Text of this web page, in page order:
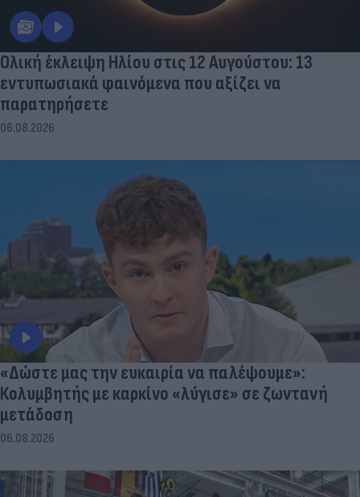
Ολική έκλειψη Ηλίου στις 12 Αυγούστου: 13
εντυπωσιακά φαινόμενα που αξίζει να
παρατηρήσετε
06.08.2026
«Δώστε μας την ευκαιρία να παλέψουμε»:
Κολυμβητής με καρκίνο «λύγισε» σε ζωντανή
μετάδοση
06.08.2026